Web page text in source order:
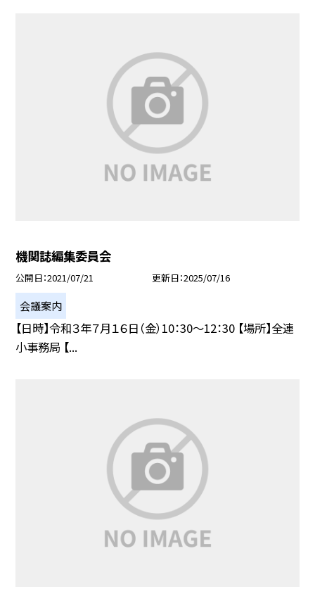
機関誌編集委員会
公開日 2021/07/21 更新日 2025/07/16
会議案内
【日時】令和３年７月１６日（金）10：30〜12：30 【場所】全連
小事務局 【...